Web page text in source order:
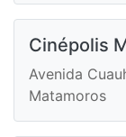
Cinépolis
Avenida
Matamoros